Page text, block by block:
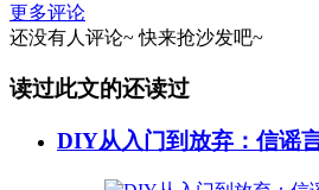
更多评论
还没有人评论~ 快来抢沙发吧~
读过此文的还读过
DIY从入门到放弃：信谣